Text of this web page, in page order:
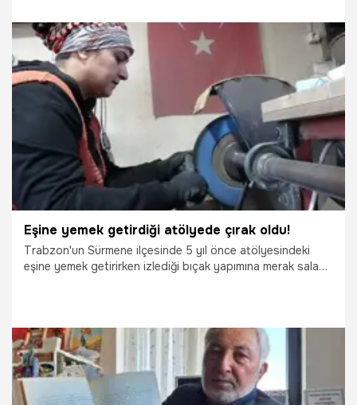
6.02.2025 Gündem
Eşine yemek getirdiği atölyede çırak oldu!
Trabzon'un Sürmene ilçesinde 5 yıl önce atölyesindeki
eşine yemek getirirken izlediği bıçak yapımına merak salan
“Biz Karadeniz kadını aklına bir şey koyduysa üstesinden
gelir” dedi.
8.01.2025 Gündem